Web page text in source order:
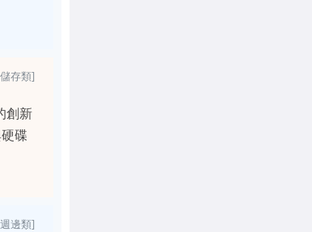
存類]
創新
碟
邊類]